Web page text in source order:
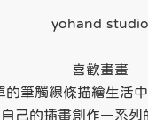
yohand studio
喜歡畫畫
的筆觸線條描繪生活
己的插畫創作一系列